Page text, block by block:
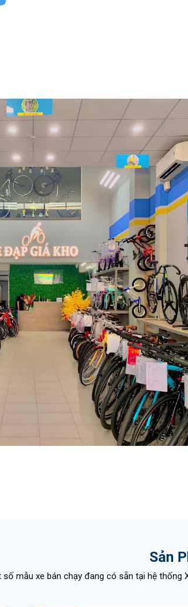
Sản
số mẫu xe bán chạy đang có sẵn tại hệ thống